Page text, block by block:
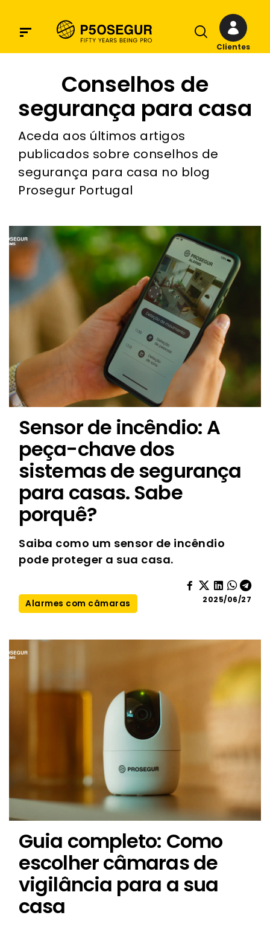
Clientes
Conselhos de
segurança para casa
Aceda aos últimos artigos
publicados sobre conselhos de
segurança para casa no blog
Prosegur Portugal
Sensor de incêndio: A
peça-chave dos
sistemas de segurança
para casas. Sabe
porquê?
Saiba como um sensor de incêndio
pode proteger a sua casa.
Alarmes com câmaras 2025/06/27
Guia completo: Como
escolher câmaras de
vigilância para a sua
casa